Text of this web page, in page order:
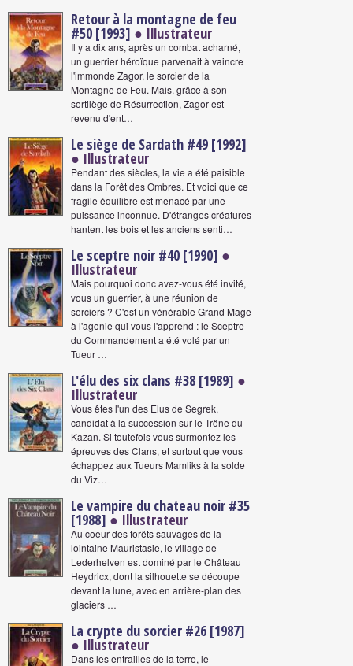
Retour à la montagne de feu
#50 [1993] ● Illustrateur
Il y a dix ans, après un combat acharné,
un guerrier héroïque parvenait à vaincre
l'immonde Zagor, le sorcier de la
Montagne de Feu. Mais, grâce à son
sortilège de Résurrection, Zagor est
revenu d'ent…
Le siège de Sardath #49 [1992]
● Illustrateur
Pendant des siècles, la vie a été paisible
dans la Forêt des Ombres. Et voici que ce
fragile équilibre est menacé par une
puissance inconnue. D'étranges créatures
hantent les bois et les anciens senti…
Le sceptre noir #40 [1990] ●
Illustrateur
Mais pourquoi donc avez-vous été invité,
vous un guerrier, à une réunion de
sorciers ? C'est un vénérable Grand Mage
à l'agonie qui vous l'apprend : le Sceptre
du Commandement a été volé par un
Tueur …
L'élu des six clans #38 [1989] ●
Illustrateur
Vous êtes l'un des Elus de Segrek,
candidat à la succession sur le Trône du
Kazan. Si toutefois vous surmontez les
épreuves des Clans, et surtout que vous
échappez aux Tueurs Mamliks à la solde
du Viz…
Le vampire du chateau noir #35
[1988] ● Illustrateur
Au coeur des forêts sauvages de la
lointaine Mauristasie, le village de
Lederhelven est dominé par le Château
Heydricx, dont la silhouette se découpe
devant la lune, avec en arrière-plan des
glaciers …
La crypte du sorcier #26 [1987]
● Illustrateur
Dans les entrailles de la terre, le